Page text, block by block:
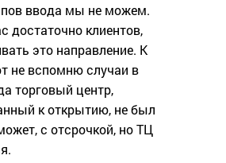
ввода мы не можем.
достаточно клиентов,
это направление. К
не вспомню случаи в
торговый центр,
к открытию, не был
с отсрочкой, но ТЦ